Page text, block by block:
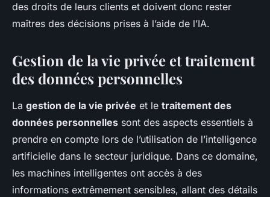
des droits de leurs clients et doivent donc rester
maîtres des décisions prises à l’aide de l’IA.
Gestion de la vie privée et traitement
des données personnelles
La gestion de la vie privée et le traitement des
données personnelles sont des aspects essentiels à
prendre en compte lors de l’utilisation de l’intelligence
artificielle dans le secteur juridique. Dans ce domaine,
les machines intelligentes ont accès à des
informations extrêmement sensibles, allant des détails